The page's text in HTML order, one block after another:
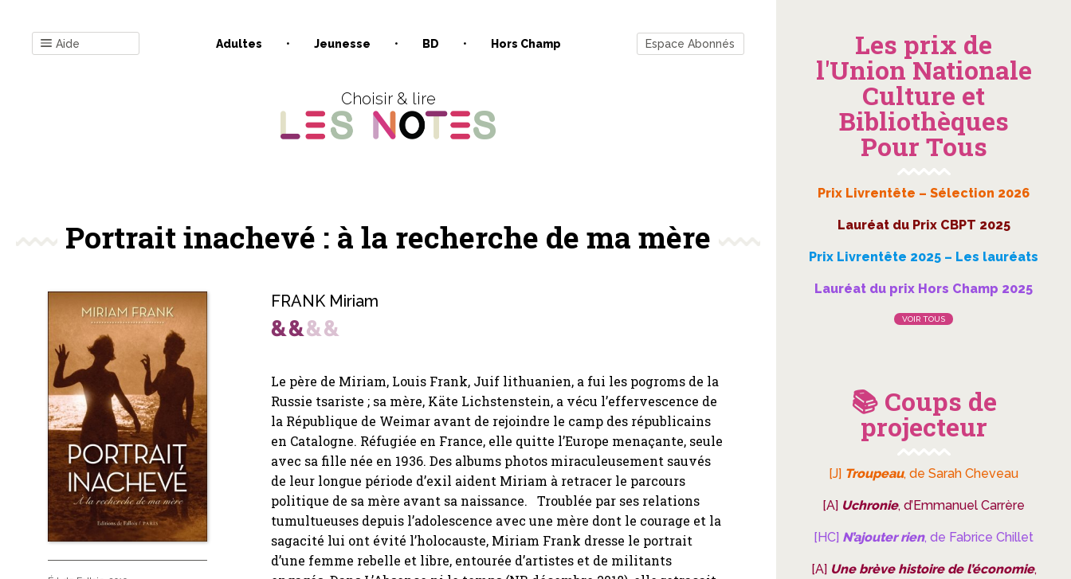
Aide Adultes Jeunesse BD Hors Champ Espace Abonnés
Choisir & lire
Portrait inachevé : à la recherche de ma mère
FRANK Miriam
Le père de Miriam, Louis Frank, Juif lithuanien, a fui les pogroms de la
Russie tsariste ; sa mère, Käte Lichstenstein, a vécu l’effervescence de
la République de Weimar avant de rejoindre le camp des républicains
en Catalogne. Réfugiée en France, elle quitte l’Europe menaçante, seule
avec sa fille née en 1936. Des albums photos miraculeusement sauvés
de leur longue période d’exil aident Miriam à retracer le parcours
politique de sa mère avant sa naissance. Troublée par ses relations
tumultueuses depuis l’adolescence avec une mère dont le courage et la
sagacité lui ont évité l’holocauste, Miriam Frank dresse le portrait
d’une femme rebelle et libre, entourée d’artistes et de militants
Les prix de
l'Union Nationale
Culture et
Bibliothèques
Pour Tous
Prix Livrentête – Sélection 2026
Lauréat du Prix CBPT 2025
Prix Livrentête 2025 – Les lauréats
Lauréat du prix Hors Champ 2025
VOIR TOUS
📚 Coups de
projecteur
[J] Troupeau, de Sarah Cheveau
[A] Uchronie, d’Emmanuel Carrère
[HC] N’ajouter rien, de Fabrice Chillet
[A] Une brève histoire de l’économie,